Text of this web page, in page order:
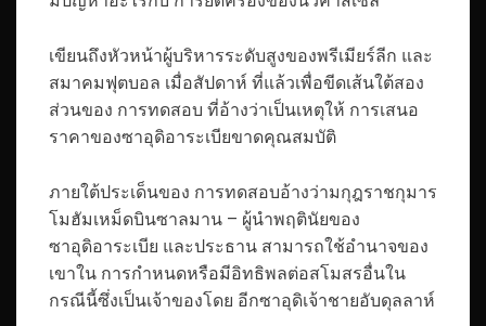
เขียนถึงหัวหน้าผู้บริหารระดับสูงของพรีเมียร์ลีก และ
สมาคมฟุตบอล เมื่อสัปดาห์ ที่แล้วเพื่อขีดเส้นใต้สอง
ส่วนของ การทดสอบ ที่อ้างว่าเป็นเหตุให้ การเสนอ
ราคาของซาอุดิอาระเบียขาดคุณสมบัติ
ภายใต้ประเด็นของ การทดสอบอ้างว่ามกุฎราชกุมาร
โมฮัมเหม็ดบินซาลมาน – ผู้นำพฤตินัยของ
ซาอุดิอาระเบีย และประธาน สามารถใช้อำนาจของ
เขาใน การกำหนดหรือมีอิทธิพลต่อสโมสรอื่นใน
กรณีนี้ซึ่งเป็นเจ้าของโดย อีกซาอุดิเจ้าชายอับดุลลาห์